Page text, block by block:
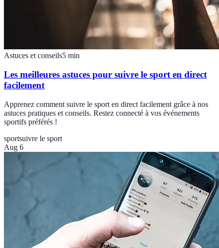
Astuces et conseils5 min
Les meilleures astuces pour suivre le sport en direct
facilement
Apprenez comment suivre le sport en direct facilement grâce à nos
astuces pratiques et conseils. Restez connecté à vos événements
sportifs préférés !
sportsuivre le sport
Aug 6